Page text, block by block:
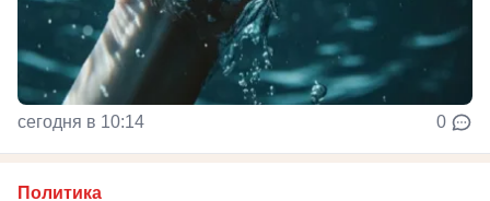
сегодня в 10:14 0
Политика